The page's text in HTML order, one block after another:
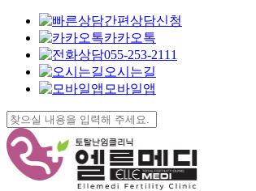
간편상담신청
카카오톡
055-253-2111
오시는길
모바일앱
Skip
to
main
content
Close
Search